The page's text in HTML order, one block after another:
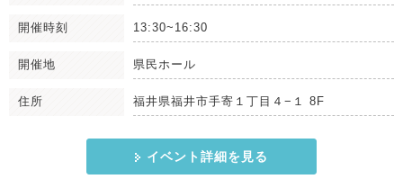
開催時刻 13:30~16:30
開催地 県民ホール
住所 福井県福井市手寄１丁目４−１ 8F
イベント詳細を見る